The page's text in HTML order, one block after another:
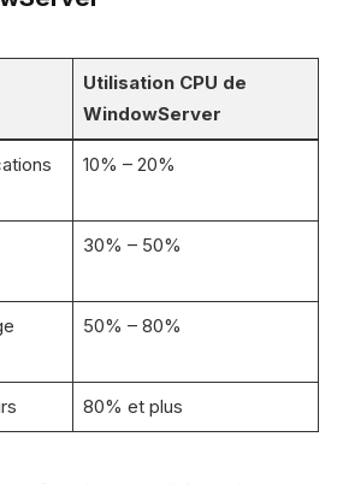
Utilisation CPU de
WindowServer
10% – 20%
30% – 50%
50% – 80%
80% et plus